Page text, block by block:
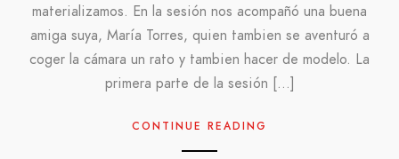
materializamos. En la sesión nos acompañó una buena
amiga suya, María Torres, quien tambien se aventuró a
coger la cámara un rato y tambien hacer de modelo. La
primera parte de la sesión […]
CONTINUE READING